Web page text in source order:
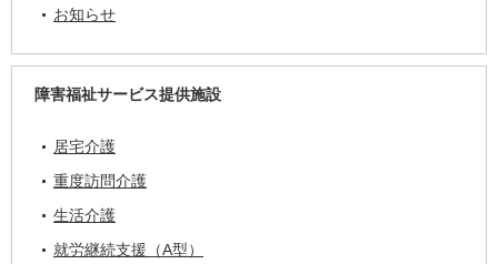
お知らせ
障害福祉サービス提供施設
居宅介護
重度訪問介護
生活介護
就労継続支援（A型）